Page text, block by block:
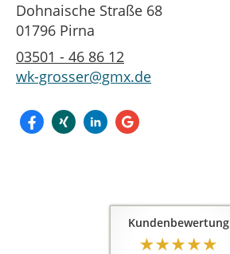
Dohnaische Straße 68
01796 Pirna
03501 - 46 86 12
wk-grosser@gmx.de
Kundenbewertung